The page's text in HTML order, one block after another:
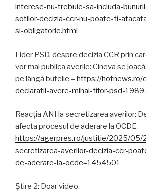
interese-nu-trebuie-sa-includa-
sotilor-decizia-ccr-nu-poate-fi-
si-obligatorie.html
Lider PSD, despre decizia CCR prin
vor mai publica averile: Cineva se
pe lângă butelie – https://hotnews.ro/
declaratii-avere-mihai-fifor-psd-
Reacția ANI la secretizarea averilor:
afecta procesul de aderare la OCDE –
https://agerpres.ro/justitie/2025/05/
secretizarea-averilor-decizia-ccr-
de-aderare-la-ocde–1454501
Știre 2: Doar video.